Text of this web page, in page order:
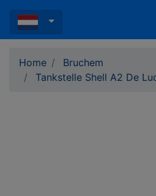
Home
Bruchem
Tankstelle Shell A2 De